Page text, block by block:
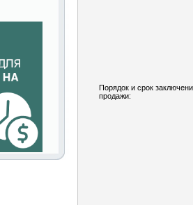
Порядок и срок
продажи: